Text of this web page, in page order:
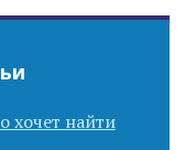
хочет найти